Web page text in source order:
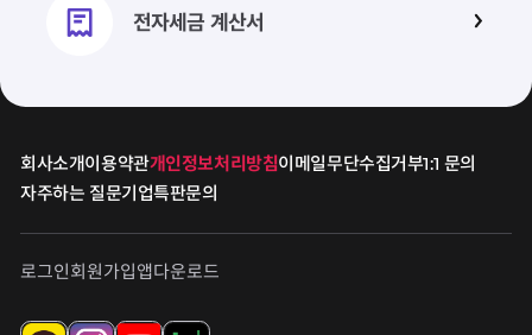
전자세금 계산서
회사소개이용약관개인정보처리방침이메일무단수집거부1:1 문의
자주하는 질문기업특판문의
로그인회원가입앱다운로드